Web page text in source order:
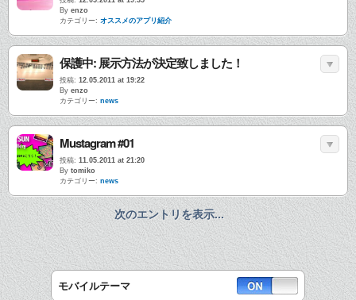
By enzo
カテゴリー: オススメのアプリ紹介
保護中: 展示方法が決定致しました！
投稿: 12.05.2011 at 19:22
By enzo
カテゴリー: news
Mustagram #01
投稿: 11.05.2011 at 21:20
By tomiko
カテゴリー: news
次のエントリを表示...
モバイルテーマ